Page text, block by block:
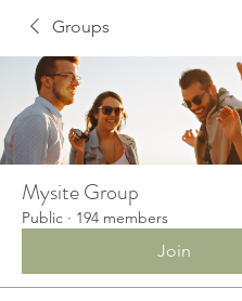
Groups
Mysite Group
Public · 194 members
Join